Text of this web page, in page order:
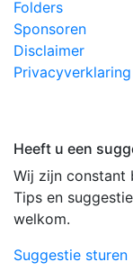
Folders
Sponsoren
Disclaimer
Privacyverklaring
Heeft u een
Wij zijn constant
Tips en
welkom.
Suggestie sturen